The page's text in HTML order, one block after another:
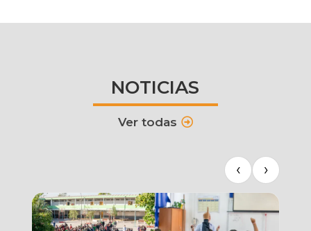
NOTICIAS
Ver todas
‹ ›